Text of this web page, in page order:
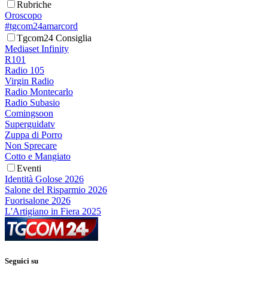
Rubriche
Oroscopo
#tgcom24amarcord
Tgcom24 Consiglia
Mediaset Infinity
R101
Radio 105
Virgin Radio
Radio Montecarlo
Radio Subasio
Comingsoon
Superguidatv
Zuppa di Porro
Non Sprecare
Cotto e Mangiato
Eventi
Identità Golose 2026
Salone del Risparmio 2026
Fuorisalone 2026
L'Artigiano in Fiera 2025
Seguici su